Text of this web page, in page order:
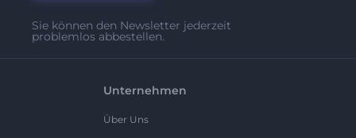
Sie können den Newsletter jederzeit
problemlos abbestellen.
Unternehmen
Über Uns